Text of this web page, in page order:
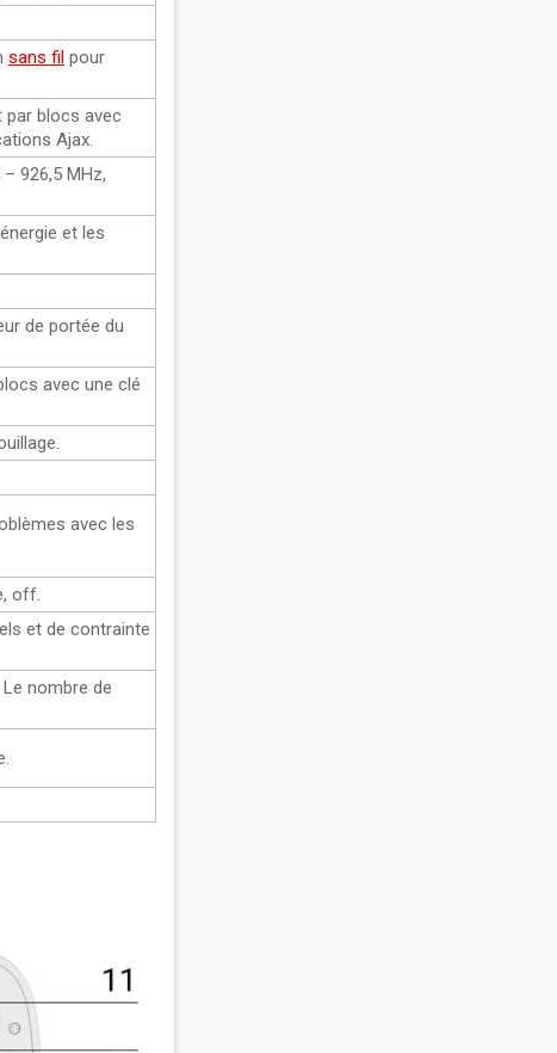
sans fil pour
blocs avec
Ajax.
926,5 MHz,
et les
de portée du
avec une clé
avec les
off.
et de contrainte
nombre de